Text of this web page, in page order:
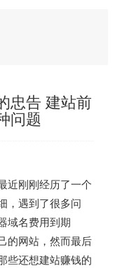
忠告 建站前
问题
近刚刚经历了一个
，遇到了很多问
域名费用到期
的网站，然而最后
些还想建站赚钱的